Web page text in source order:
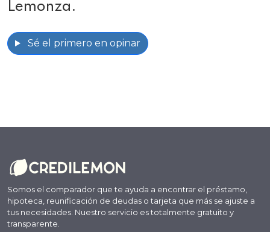
Lemonza.
Sé el primero en opinar
Somos el comparador que te ayuda a encontrar el préstamo,
hipoteca, reunificación de deudas o tarjeta que más se ajuste a
tus necesidades. Nuestro servicio es totalmente gratuito y
transparente.